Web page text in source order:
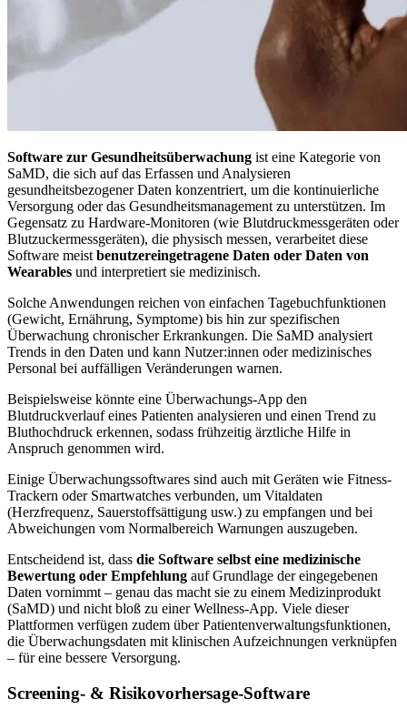
Software zur Gesundheitsüberwachung ist eine Kategorie von
SaMD, die sich auf das Erfassen und Analysieren
gesundheitsbezogener Daten konzentriert, um die kontinuierliche
Versorgung oder das Gesundheitsmanagement zu unterstützen. Im
Gegensatz zu Hardware-Monitoren (wie Blutdruckmessgeräten oder
Blutzuckermessgeräten), die physisch messen, verarbeitet diese
Software meistbenutzereingetragene Daten oder Daten von
Wearables und interpretiert sie medizinisch.
Solche Anwendungen reichen von einfachen Tagebuchfunktionen
(Gewicht, Ernährung, Symptome) bis hin zur spezifischen
Überwachung chronischer Erkrankungen. Die SaMD analysiert
Trends in den Daten und kann Nutzer:innen oder medizinisches
Personal bei auffälligen Veränderungen warnen.
Beispielsweise könnte eine Überwachungs-App den
Blutdruckverlauf eines Patienten analysieren und einen Trend zu
Bluthochdruck erkennen, sodass frühzeitig ärztliche Hilfe in
Anspruch genommen wird.
Einige Überwachungssoftwares sind auch mit Geräten wie Fitness-
Trackern oder Smartwatches verbunden, um Vitaldaten
(Herzfrequenz, Sauerstoffsättigung usw.) zu empfangen und bei
Abweichungen vom Normalbereich Warnungen auszugeben.
Entscheidend ist, dass die Software selbst eine medizinische
Bewertung oder Empfehlung auf Grundlage der eingegebenen
Daten vornimmt – genau das macht sie zu einem Medizinprodukt
(SaMD) und nicht bloß zu einer Wellness-App. Viele dieser
Plattformen verfügen zudem über Patientenverwaltungsfunktionen,
die Überwachungsdaten mit klinischen Aufzeichnungen verknüpfen
– für eine bessere Versorgung.
Screening- & Risikovorhersage-Software